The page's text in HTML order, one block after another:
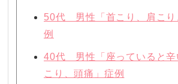
50代 男性「首こり、肩こり
例
40代 男性「座っていると辛
こり、頭痛」症例